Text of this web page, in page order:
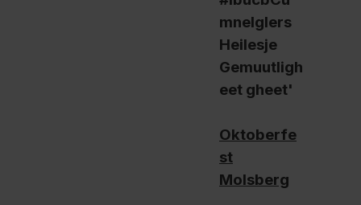
Oktoberfe
st
Molsberg